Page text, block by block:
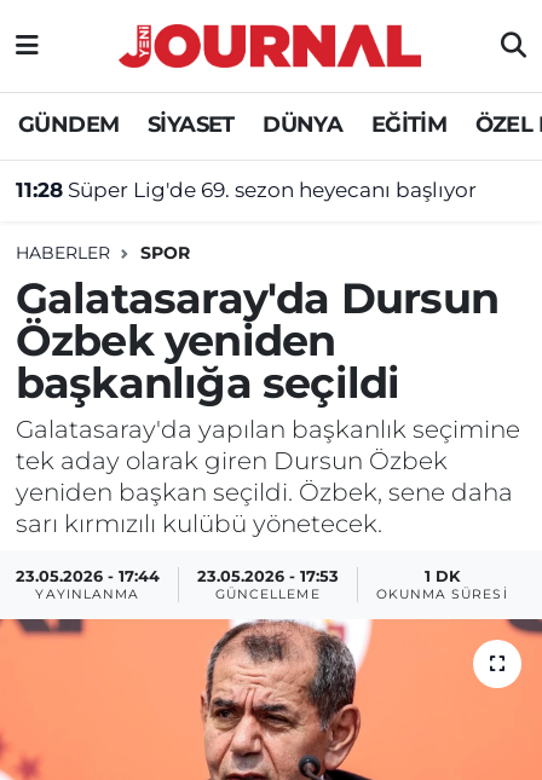
GÜNDEM SİYASET DÜNYA EĞİTİM ÖZEL
11:28 Süper Lig'de 69. sezon heyecanı başlıyor
HABERLER SPOR
Galatasaray'da Dursun
Özbek yeniden
başkanlığa seçildi
Galatasaray'da yapılan başkanlık seçimine
tek aday olarak giren Dursun Özbek
yeniden başkan seçildi. Özbek, sene daha
sarı kırmızılı kulübü yönetecek.
23.05.2026 - 17:44
YAYINLANMA
23.05.2026 - 17:53
GÜNCELLEME
1 DK
OKUNMA SÜRESI
GÜNDEM
SİYASET
DÜNYA
EĞİTİM
ÖZEL HABER
Nöbetçi Eczaneler
Hava Durumu
Süper Lig Puan Durumu ve Fikstür
Tüm Manşetler
Son Dakika Haberleri
Haber Arşivi